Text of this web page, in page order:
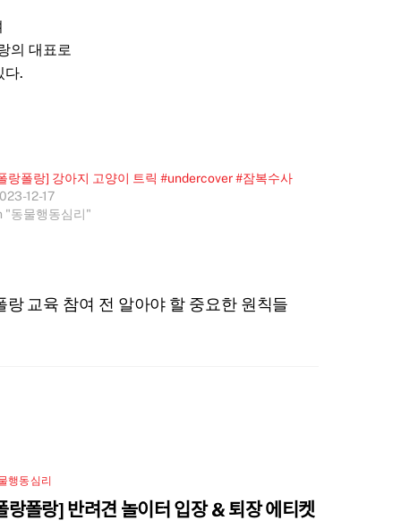
의 대표로
다.
랑폴랑] 강아지 고양이 트릭 #undercover #잠복수사
12-17
"동물행동심리"
랑 교육 참여 전 알아야 할 중요한 원칙들
행동심리
반려견 놀이터 입장 & 퇴장 에티켓